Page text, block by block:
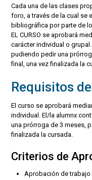
Cada una de las clases
foro, a través de la cual se
bibliográfica por parte de
EL CURSO se aprobará
carácter individual o
pudiendo pedir una
final, una vez finalizada la
Requisitos
El curso se aprobará
individual. El/la alumnx
una prórroga de 3 meses,
finalizada la cursada.
Criterios de
Aprobación de trabajo